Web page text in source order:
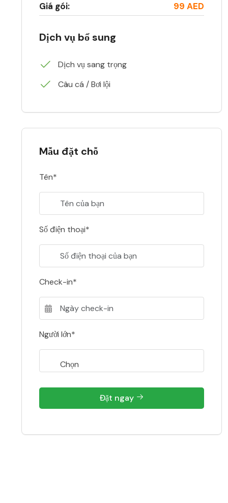
Giá gói: 99 AED
Dịch vụ bổ sung
Dịch vụ sang trọng
Câu cá / Bơi lội
Mẫu đặt chỗ
Tên*
Số điện thoại*
Check-in*
Người lớn*
Đặt ngay